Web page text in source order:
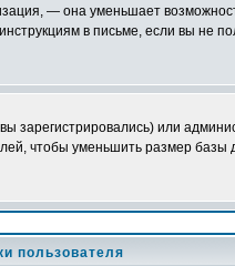
— она уменьшает
в письме, если вы не
или
чтобы уменьшить размер базы
пользователя